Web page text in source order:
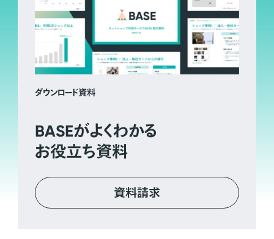
ダウンロード資料
BASEがよくわかる
お役立ち資料
資料請求